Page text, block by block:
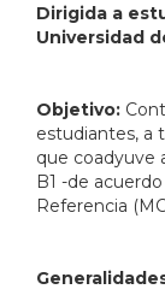
Dirigida a
Universidad
Objetivo:
estudiantes, a
que coadyuve
B1 -de
Referencia